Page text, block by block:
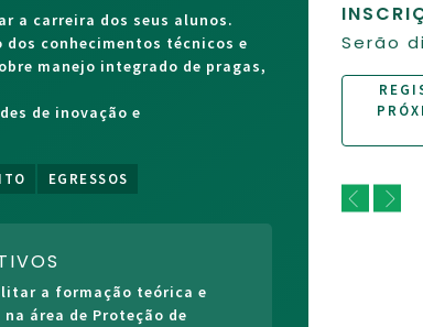
a carreira dos seus alunos.
conhecimentos técnicos e
manejo integrado de pragas,
de inovação e
EGRESSOS
a formação teórica e
área de Proteção de
EM SETEMBRO/2026!
disponibilizadas 250 vagas!
PROCESSO SELETIVO, PREVISTO PARA